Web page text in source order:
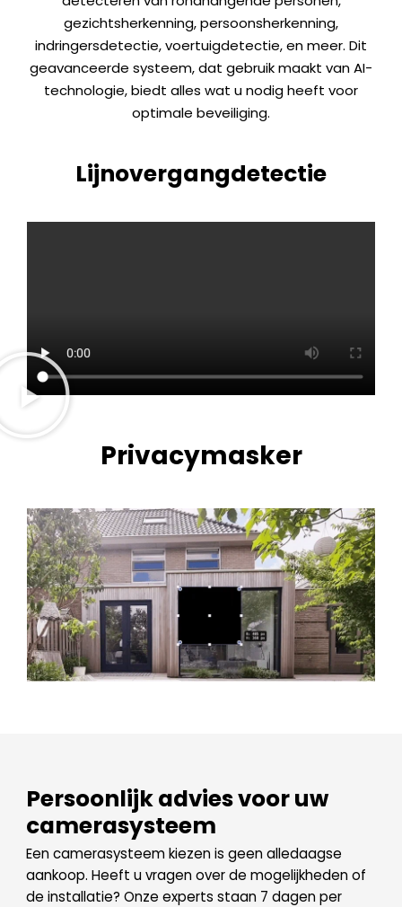
gezichtsherkenning, persoonsherkenning,
indringersdetectie, voertuigdetectie, en meer. Dit
geavanceerde systeem, dat gebruik maakt van AI-
technologie, biedt alles wat u nodig heeft voor
optimale beveiliging.
Lijnovergangdetectie
Privacymasker
Persoonlijk advies voor uw
camerasysteem
Een camerasysteem kiezen is geen alledaagse
aankoop. Heeft u vragen over de mogelijkheden of
de installatie? Onze experts staan 7 dagen per